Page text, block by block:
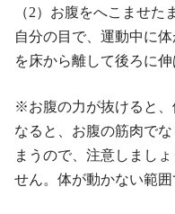
（2）お腹をへこませ
自分の目で、運動中に
を床から離して後ろに伸
※お腹の力が抜けると、
なると、お腹の筋肉で
まうので、注意しまし
せん。体が動かない範囲